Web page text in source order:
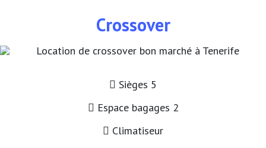
Crossover
Sièges 5
Espace bagages 2
Climatiseur